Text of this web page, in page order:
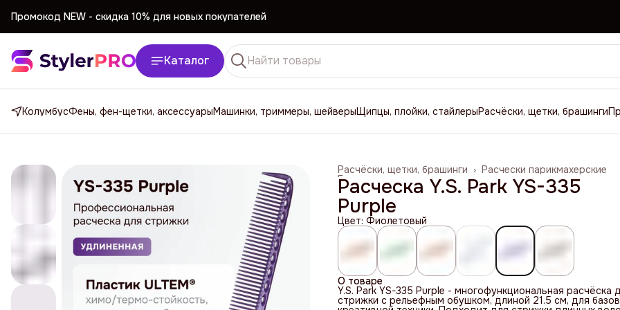
Промокод NEW - cкидка 10% для новых покупателей
Промокод NEW - cкидка 10% для новых покупателей
Каталог
КолумбусФены, фен-щетки, аксессуарыМашинки, триммеры, шейверыЩипцы, плойки, стайлерыРасчёски, щетки, брашинги
Расчески парикмахерские
Расчёски, щетки, брашинги ›
Главная
Расческа Y.S. Park YS-335
Purple
Цвет: Фиолетовый
О товаре
Y.S. Park YS-335 Purple - многофункциональная расчёска
стрижки с рельефным обушком, длиной 21.5 см, для